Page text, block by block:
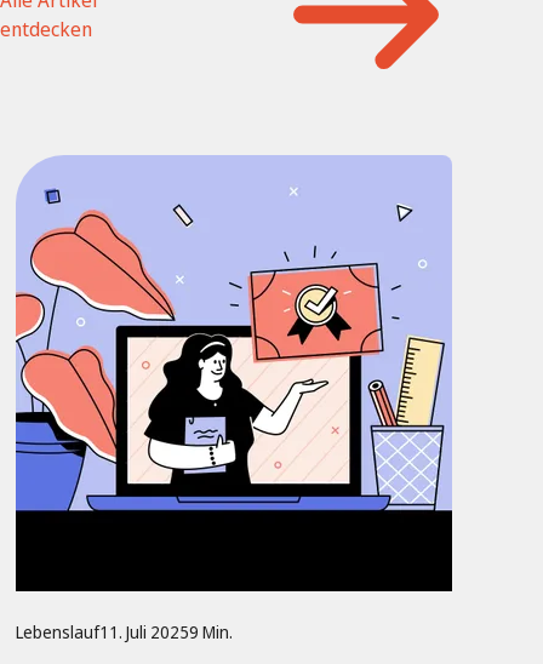
entdecken
Lebenslauf11. Juli 20259 Min.